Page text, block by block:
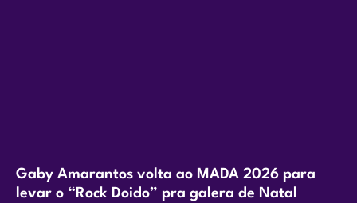
Gaby Amarantos volta ao MADA 2026 para
levar o “Rock Doido” pra galera de Natal